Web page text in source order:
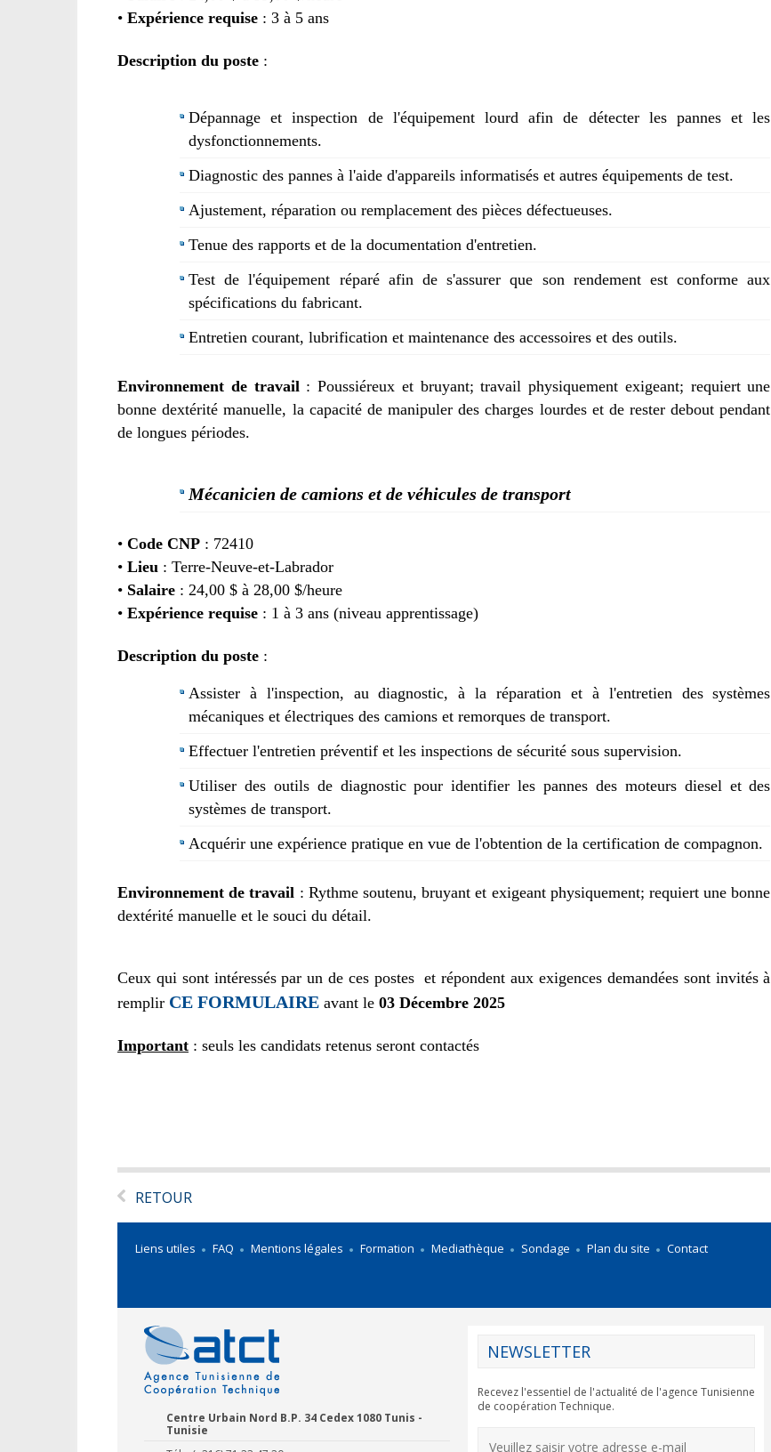
• Expérience requise : 3 à 5 ans
Description du poste :
Dépannage et inspection de l'équipement lourd afin de détecter les pannes et les
dysfonctionnements.
Diagnostic des pannes à l'aide d'appareils informatisés et autres équipements de test.
Ajustement, réparation ou remplacement des pièces défectueuses.
Tenue des rapports et de la documentation d'entretien.
Test de l'équipement réparé afin de s'assurer que son rendement est conforme aux
spécifications du fabricant.
Entretien courant, lubrification et maintenance des accessoires et des outils.
Environnement de travail : Poussiéreux et bruyant; travail physiquement exigeant; requiert une
bonne dextérité manuelle, la capacité de manipuler des charges lourdes et de rester debout pendant
de longues périodes.
Mécanicien de camions et de véhicules de transport
• Code CNP : 72410
• Lieu : Terre-Neuve-et-Labrador
• Salaire : 24,00 $ à 28,00 $/heure
• Expérience requise : 1 à 3 ans (niveau apprentissage)
Description du poste :
Assister à l'inspection, au diagnostic, à la réparation et à l'entretien des systèmes
mécaniques et électriques des camions et remorques de transport.
Effectuer l'entretien préventif et les inspections de sécurité sous supervision.
Utiliser des outils de diagnostic pour identifier les pannes des moteurs diesel et des
systèmes de transport.
Acquérir une expérience pratique en vue de l'obtention de la certification de compagnon.
Environnement de travail : Rythme soutenu, bruyant et exigeant physiquement; requiert une bonne
dextérité manuelle et le souci du détail.
Ceux qui sont intéressés par un de ces postes et répondent aux exigences demandées sont invités à
remplir CE FORMULAIRE avant le 03 Décembre 2025
Important : seuls les candidats retenus seront contactés
RETOUR
Liens utiles FAQ Mentions légales Formation Mediathèque Sondage Plan du site Contact
Centre Urbain Nord B.P. 34 Cedex 1080 Tunis -
Tunisie
NEWSLETTER
Recevez l'essentiel de l'actualité de l'agence Tunisienne
de coopération Technique.